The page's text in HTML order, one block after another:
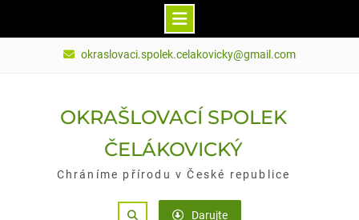
okraslovaci.spolek.celakovicky@gmail.com
OKRAŠLOVACÍ SPOLEK
ČELÁKOVICKÝ
Chráníme přírodu v České republice
Search Darujte